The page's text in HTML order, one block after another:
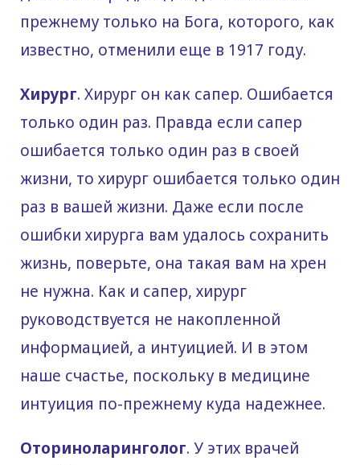
прежнему только на Бога, которого, как
известно, отменили еще в 1917 году.
Хирург. Хирург он как сапер. Ошибается
только один раз. Правда если сапер
ошибается только один раз в своей
жизни, то хирург ошибается только один
раз в вашей жизни. Даже если после
ошибки хирурга вам удалось сохранить
жизнь, поверьте, она такая вам на хрен
не нужна. Как и сапер, хирург
руководствуется не накопленной
информацией, а интуицией. И в этом
наше счастье, поскольку в медицине
интуиция по-прежнему куда надежнее.
Оториноларинголог. У этих врачей